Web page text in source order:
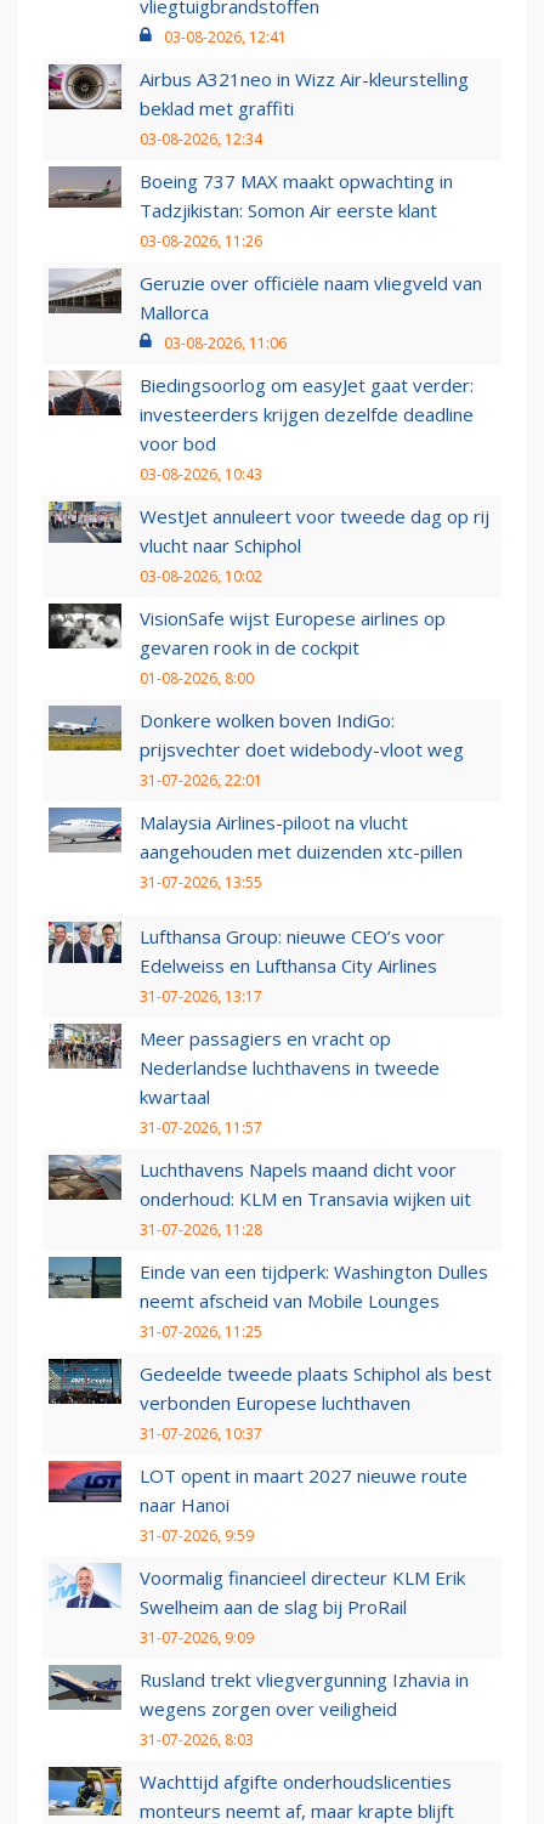
vliegtuigbrandstoffen
03-08-2026, 12:41
Airbus A321neo in Wizz Air-kleurstelling
beklad met graffiti
03-08-2026, 12:34
Boeing 737 MAX maakt opwachting in
Tadzjikistan: Somon Air eerste klant
03-08-2026, 11:26
Geruzie over officiële naam vliegveld van
Mallorca
03-08-2026, 11:06
Biedingsoorlog om easyJet gaat verder:
investeerders krijgen dezelfde deadline
voor bod
03-08-2026, 10:43
WestJet annuleert voor tweede dag op rij
vlucht naar Schiphol
03-08-2026, 10:02
VisionSafe wijst Europese airlines op
gevaren rook in de cockpit
01-08-2026, 8:00
Donkere wolken boven IndiGo:
prijsvechter doet widebody-vloot weg
31-07-2026, 22:01
Malaysia Airlines-piloot na vlucht
aangehouden met duizenden xtc-pillen
31-07-2026, 13:55
Lufthansa Group: nieuwe CEO’s voor
Edelweiss en Lufthansa City Airlines
31-07-2026, 13:17
Meer passagiers en vracht op
Nederlandse luchthavens in tweede
kwartaal
31-07-2026, 11:57
Luchthavens Napels maand dicht voor
onderhoud: KLM en Transavia wijken uit
31-07-2026, 11:28
Einde van een tijdperk: Washington Dulles
neemt afscheid van Mobile Lounges
31-07-2026, 11:25
Gedeelde tweede plaats Schiphol als best
verbonden Europese luchthaven
31-07-2026, 10:37
LOT opent in maart 2027 nieuwe route
naar Hanoi
31-07-2026, 9:59
Voormalig financieel directeur KLM Erik
Swelheim aan de slag bij ProRail
31-07-2026, 9:09
Rusland trekt vliegvergunning Izhavia in
wegens zorgen over veiligheid
31-07-2026, 8:03
Wachttijd afgifte onderhoudslicenties
monteurs neemt af, maar krapte blijft